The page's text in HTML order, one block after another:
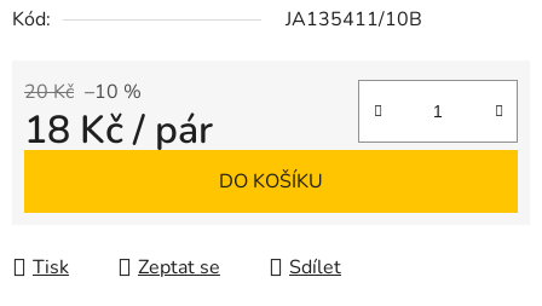
Kód:
JA135411/10B
20 Kč –10 %
18 Kč/ pár
DO KOŠÍKU
Tisk Zeptat se Sdílet